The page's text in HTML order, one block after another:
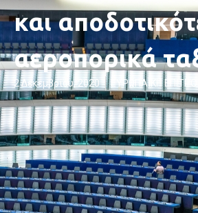
και
αεροπορικά
2 Δεκεμβρίου, 2020 ΕΥΡΩΠΑΪΚΗ